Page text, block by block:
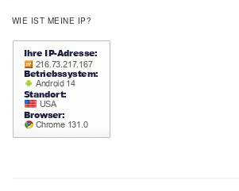
WIE IST MEINE IP?